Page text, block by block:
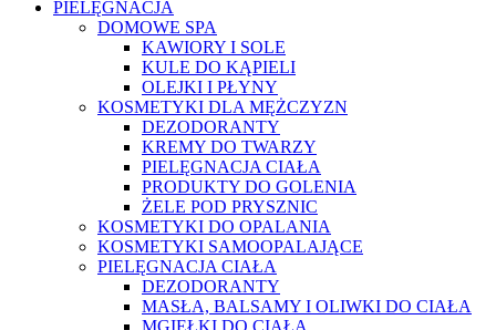
PIELĘGNACJA
DOMOWE SPA
KAWIORY I SOLE
KULE DO KĄPIELI
OLEJKI I PŁYNY
KOSMETYKI DLA MĘŻCZYZN
DEZODORANTY
KREMY DO TWARZY
PIELĘGNACJA CIAŁA
PRODUKTY DO GOLENIA
ŻELE POD PRYSZNIC
KOSMETYKI DO OPALANIA
KOSMETYKI SAMOOPALAJĄCE
PIELĘGNACJA CIAŁA
DEZODORANTY
MASŁA, BALSAMY I OLIWKI DO CIAŁA
MGIEŁKI DO CIAŁA